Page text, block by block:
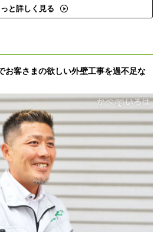
っと詳しく見る
お客さまの欲しい外壁工事を過不足な